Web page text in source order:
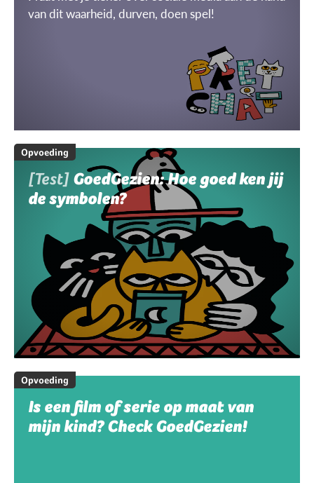
van dit waarheid, durven, doen spel!
Opvoeding
[Test] GoedGezien: Hoe goed ken jij
de symbolen?
Opvoeding
Is een film of serie op maat van
mijn kind? Check GoedGezien!